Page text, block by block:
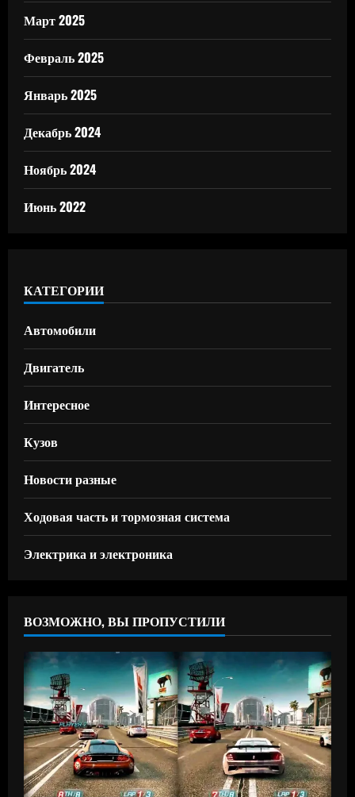
Март 2025
Февраль 2025
Январь 2025
Декабрь 2024
Ноябрь 2024
Июнь 2022
КАТЕГОРИИ
Автомобили
Двигатель
Интересное
Кузов
Новости разные
Ходовая часть и тормозная система
Электрика и электроника
ВОЗМОЖНО, ВЫ ПРОПУСТИЛИ